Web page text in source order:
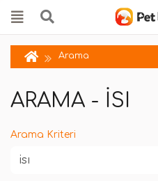
Arama
ARAMA - ISI
Arama Kriteri